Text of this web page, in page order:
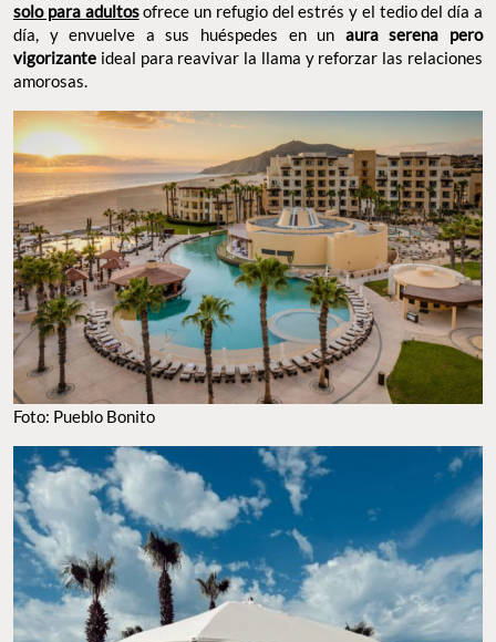
solo para adultosofrece un refugio del estrés y el tedio del día a
día, y envuelve a sus huéspedes en un aura serena pero
vigorizante ideal para reavivar la llama y reforzar las relaciones
amorosas.
Foto: Pueblo Bonito